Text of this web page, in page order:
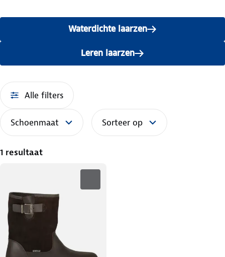
Waterdichte laarzen
Leren laarzen
Alle filters
Schoenmaat Sorteer op
1 resultaat